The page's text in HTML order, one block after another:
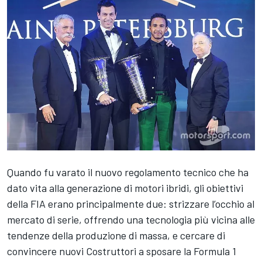
Quando fu varato il nuovo regolamento tecnico che ha
dato vita alla generazione di motori ibridi, gli obiettivi
della FIA erano principalmente due: strizzare l’occhio al
mercato di serie, offrendo una tecnologia più vicina alle
tendenze della produzione di massa, e cercare di
convincere nuovi Costruttori a sposare la Formula 1